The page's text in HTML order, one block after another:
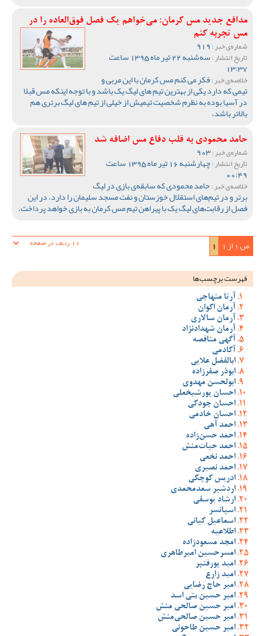
مدافع جدید مس کرمان: می‌خواهم یک فصل فوق‌العاده را در
مس تجربه کنم
شماره‌ی خبر :
تاریخ انتشار : سه‌شنبه 22 تیر ماه 1395 ساعت
13:37
خلاصه‌ی خبر :فکر می کنم مس کرمان با این مربی و
تیمی که دارد یکی از بهترین تیم های لیگ یک باشد و با توجه اینکه مس قبلا
در آسیا بوده به نظرم شخصیت تیمیش از خیلی از تیم های لیگ برتری هم
بالاتر باشد،
حامد محمودی به قلب دفاع مس اضافه شد
شماره‌ی خبر :
تاریخ انتشار : چهارشنبه 16 تیر ماه 1395 ساعت
00:49
خلاصه‌ی خبر :حامد محمودی که سابقه‌ی بازی در لیگ
برتر و در تیم‌های استقلال خوزستان و نفت مسجد سلیمان را دارد، در این
فصل از رقابت‌های لیگ یک با پیراهن تیم مس کرمان به بازی خواهد پرداخت.
ص 1 از 1 1
فهرست برچسب‌ها
آرتا منهاجی
آرمان اکوان
آرمان سالاری
آرمان شهدادنژاد
آگهی مناقصه
آکادمی
ابالفضل علایی
ابوذر صفرزاده
ابولحسن مهدوی
احسان پورشیخعلی
احسان جودکی
احسان خادمی
احمد آهی
احمد حسن‌زاده
احمد حیات‌منش
احمد نخعی
احمد نصیری
ادریس کوچکی
اردشیر سعدمحمدی
ارشاد یوسفی
اسپانسر
اسماعیل کیانی
اطلاعیه
امجد مسعودزاده
امسرحسین امیرطاهری
امید پورقنبر
امید زارع
امیر حاج رضایی
امیر حسین بنی اسد
امیر حسین صالحی منش
امیر حسین صالحی‌منش
امیر حسین طاحونی